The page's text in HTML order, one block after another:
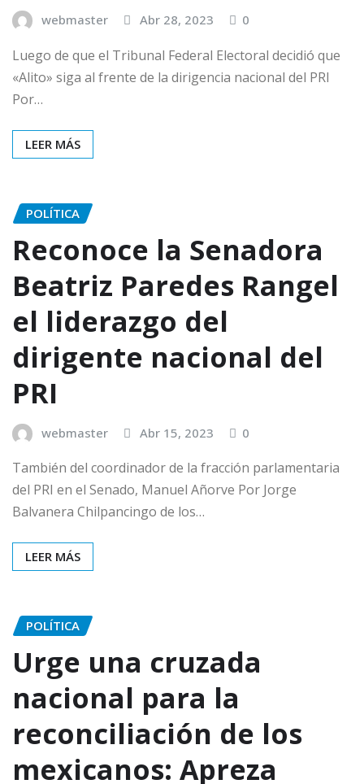
webmaster Abr 28, 2023 0
Luego de que el Tribunal Federal Electoral decidió que
«Alito» siga al frente de la dirigencia nacional del PRI
Por…
LEER MÁS
POLÍTICA
Reconoce la Senadora
Beatriz Paredes Rangel
el liderazgo del
dirigente nacional del
PRI
webmaster Abr 15, 2023 0
También del coordinador de la fracción parlamentaria
del PRI en el Senado, Manuel Añorve Por Jorge
Balvanera Chilpancingo de los…
LEER MÁS
POLÍTICA
Urge una cruzada
nacional para la
reconciliación de los
mexicanos: Apreza